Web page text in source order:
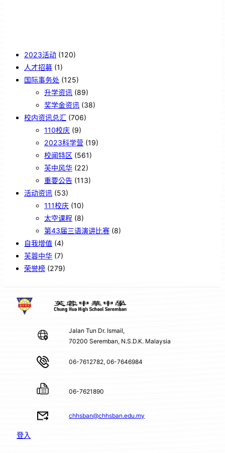
2023活动 (120)
人才招募 (1)
国际事务处 (125)
升学资讯 (89)
奖学金资讯 (38)
校内资讯总汇 (706)
110校庆 (9)
2023科学营 (19)
校闻特区 (561)
芙中风华 (22)
重要公告 (113)
活动资讯 (53)
111校庆 (10)
太空课程 (8)
第43届三语演讲比赛 (8)
自我增值 (4)
芙蓉中华 (7)
荣誉榜 (279)
Jalan Tun Dr. Ismail,
70200 Seremban, N.S.D.K. Malaysia
06-7612782, 06-7646984
06-7621890
chhsban@chhsban.edu.my
登入